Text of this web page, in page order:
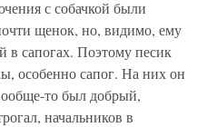
с собачкой были
щенок, но, видимо, ему
в сапогах. Поэтому песик
особенно сапог. На них он
то был добрый,
начальников в